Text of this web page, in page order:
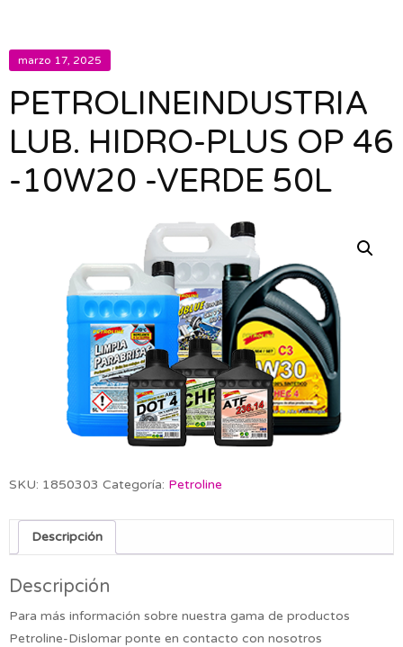
marzo 17, 2025
PETROLINEINDUSTRIA
LUB. HIDRO-PLUS OP 46
-10W20 -VERDE 50L
SKU: 1850303 Categoría: Petroline
Descripción
Descripción
Para más información sobre nuestra gama de productos
Petroline-Dislomar ponte en contacto con nosotros